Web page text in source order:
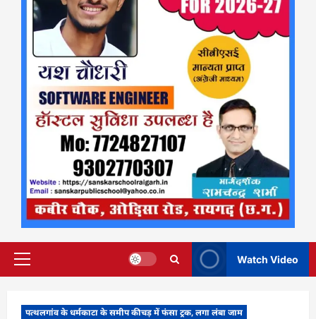
Primary
Watch Video
पत्थलगांव के धर्मकाटा के समीप कीचड़ में फंसा ट्रक, लगा लंबा जाम